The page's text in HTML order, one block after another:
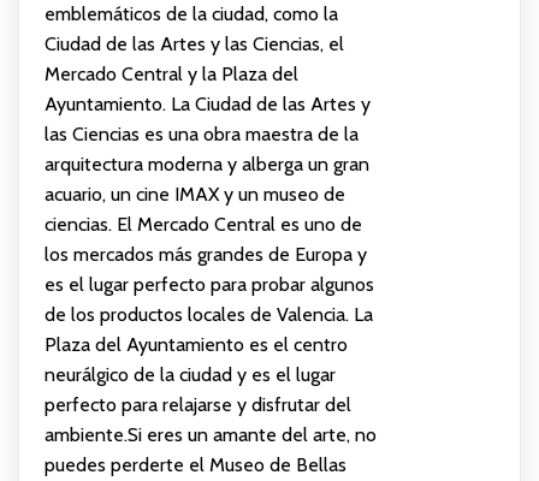
emblemáticos de la ciudad, como la
Ciudad de las Artes y las Ciencias, el
Mercado Central y la Plaza del
Ayuntamiento. La Ciudad de las Artes y
las Ciencias es una obra maestra de la
arquitectura moderna y alberga un gran
acuario, un cine IMAX y un museo de
ciencias. El Mercado Central es uno de
los mercados más grandes de Europa y
es el lugar perfecto para probar algunos
de los productos locales de Valencia. La
Plaza del Ayuntamiento es el centro
neurálgico de la ciudad y es el lugar
perfecto para relajarse y disfrutar del
ambiente.Si eres un amante del arte, no
puedes perderte el Museo de Bellas